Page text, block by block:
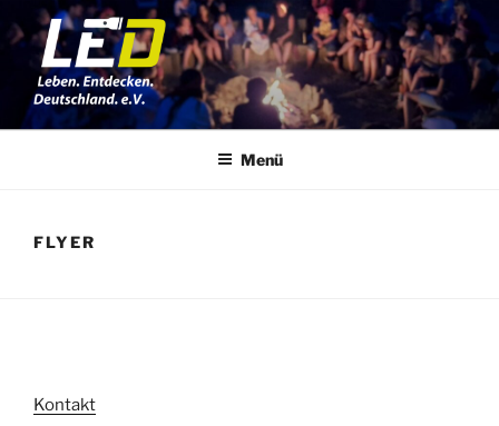
Inhalt
springen
LED E.V.
LEBEN. ENTDECKEN. DEUTSCHLAND. e.V.
Menü
FLYER
Kontakt